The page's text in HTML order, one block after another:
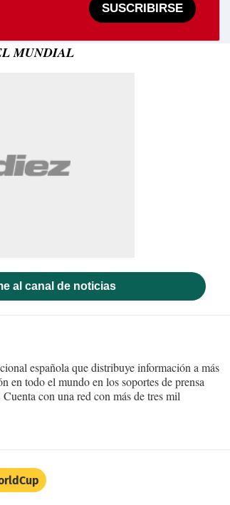
SUSCRIBIRSE
MUNDIAL
al canal de noticias
española que distribuye información a más
en todo el mundo en los soportes de prensa
con una red con más de tres mil